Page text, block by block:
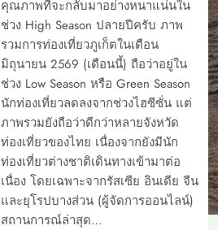
คุณภาพที่จะกลับมาอย่างหนาแน่นใน
ช่วง High Season ปลายปีครับ ภาพ
รวมการท่องเที่ยวภูเก็ตในเดือน
มิถุนายน 2569 (เดือนนี้) ถือว่าอยู่ใน
ช่วง Low Season หรือ Green Season
นักท่องเที่ยวลดลงจากช่วงไฮซีซั่น แต่
ภาพรวมยังถือว่าดีกว่าหลายจังหวัด
ท่องเที่ยวของไทย เนื่องจากยังมีนัก
ท่องเที่ยวต่างชาติเดินทางเข้ามาต่อ
เนื่อง โดยเฉพาะจากรัสเซีย อินเดีย จีน
และยุโรปบางส่วน (ผู้จัดการออนไลน์)
สถานการณ์ล่าสุด…